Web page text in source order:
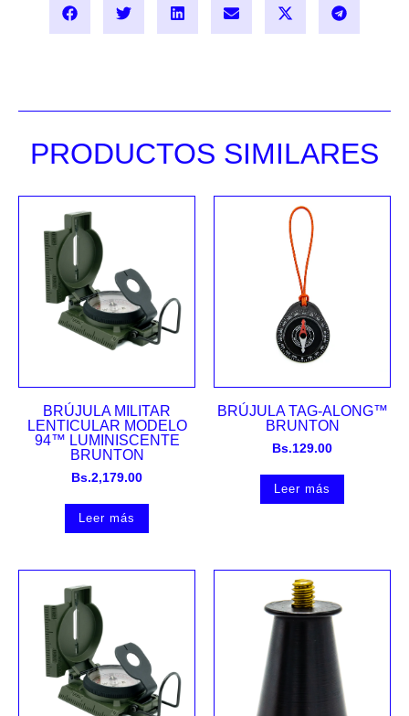
PRODUCTOS SIMILARES
BRÚJULA MILITAR
LENTICULAR MODELO
94™ LUMINISCENTE
BRUNTON
Bs.2,179.00
Leer más
BRÚJULA TAG-ALONG™
BRUNTON
Bs.129.00
Leer más